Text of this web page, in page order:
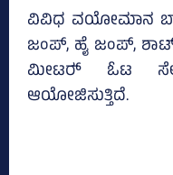
ವಿವಿಧ ವಯೋಮಾನ
ಜಂಪ್‌, ಹೈ ಜಂಪ್‌,
ಮೀಟರ್‍‌ ಓಟ
ಆಯೋಜಿಸುತ್ತಿದೆ.